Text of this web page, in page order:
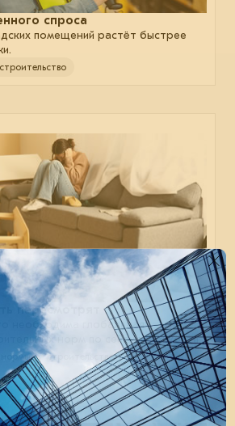
спроса
помещений растёт быстрее
строительство
пересмотрят
необходима глобальная
норм по сейсмостойкости.
нормы строительство